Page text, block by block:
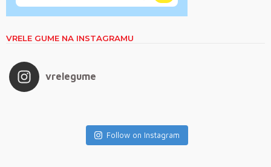
VRELE GUME NA INSTAGRAMU
vrelegume
Follow on Instagram